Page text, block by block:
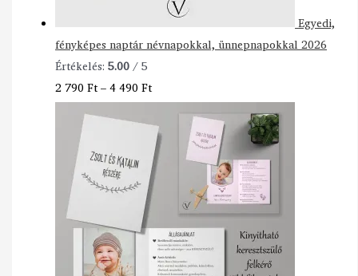
Egyedi,
fényképes naptár névnapokkal, ünnepnapokkal 2026
Értékelés:5.00/ 5
2 790Ft–4 490Ft